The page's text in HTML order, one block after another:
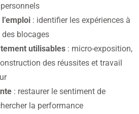
: identifier les expériences à
des blocages
utilisables : micro-exposition,
des réussites et travail
: restaurer le sentiment de
la performance